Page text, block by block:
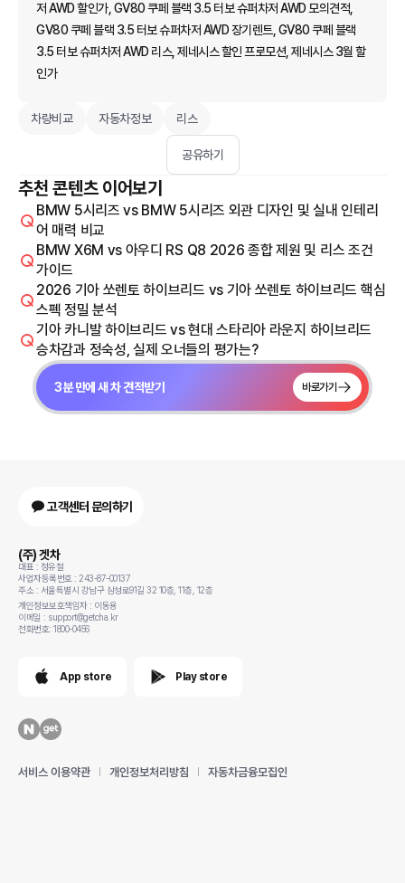
저 AWD 할인가, GV80 쿠페 블랙 3.5 터보 슈퍼차저 AWD 모의견적,
GV80 쿠페 블랙 3.5 터보 슈퍼차저 AWD 장기렌트, GV80 쿠페 블랙
3.5 터보 슈퍼차저 AWD 리스, 제네시스 할인 프로모션, 제네시스 3월 할
인가
차량비교 자동차정보 리스
공유하기
추천 콘텐츠 이어보기
BMW 5시리즈 vs BMW 5시리즈 외관 디자인 및 실내 인테리
어 매력 비교
BMW X6M vs 아우디 RS Q8 2026 종합 제원 및 리스 조건
가이드
2026 기아 쏘렌토 하이브리드 vs 기아 쏘렌토 하이브리드 핵심
스펙 정밀 분석
기아 카니발 하이브리드 vs 현대 스타리아 라운지 하이브리드
승차감과 정숙성, 실제 오너들의 평가는?
3분 만에 새 차 견적받기 바로가기
고객센터 문의하기
(주) 겟차
대표 : 정유철
사업자등록번호 : 243-87-00137
주소 : 서울특별시 강남구 삼성로91길 32 10층, 11층, 12층
개인정보보호책임자 : 이동용
이메일 : support@getcha.kr
전화번호: 1800-0456
App store Play store
서비스 이용약관 개인정보처리방침 자동차금융모집인